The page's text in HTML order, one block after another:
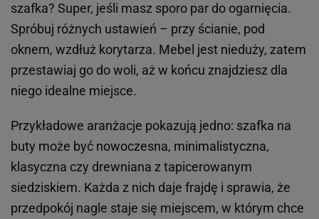
szafka? Super, jeśli masz sporo par do ogarnięcia.
Spróbuj różnych ustawień – przy ścianie, pod
oknem, wzdłuż korytarza. Mebel jest nieduży, zatem
przestawiaj go do woli, aż w końcu znajdziesz dla
niego idealne miejsce.
Przykładowe aranżacje pokazują jedno: szafka na
buty może być nowoczesna, minimalistyczna,
klasyczna czy drewniana z tapicerowanym
siedziskiem. Każda z nich daje frajdę i sprawia, że
przedpokój nagle staje się miejscem, w którym chce